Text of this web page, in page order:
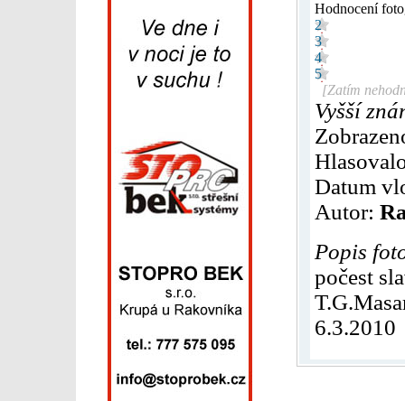
Hodnocení
2
3
4
5
[Zatím
Vyšší
Datum
Autor:
Popis
počest
6.3.2010